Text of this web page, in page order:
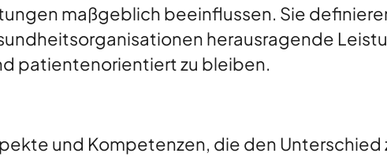
maßgeblich beeinflussen. Sie
herausragende
patientenorientiert zu bleiben.
und Kompetenzen, die den Unterschied